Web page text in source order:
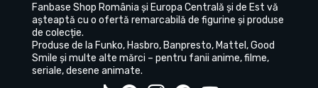
Fanbase Shop România și Europa Centrală și de Est vă
așteaptă cu o ofertă remarcabilă de figurine și produse
de colecție.
Produse de la Funko, Hasbro, Banpresto, Mattel, Good
Smile și multe alte mărci – pentru fanii anime, filme,
seriale, desene animate.